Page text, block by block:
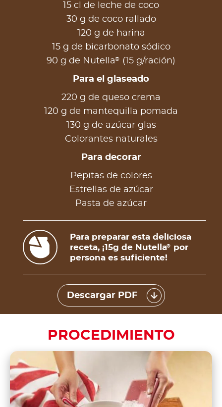
15 cl de leche de coco
30 g de coco rallado
120 g de harina
15 g de bicarbonato sódico
90 g de Nutella® (15 g/ración)
Para el glaseado
220 g de queso crema
120 g de mantequilla pomada
130 g de azúcar glas
Colorantes naturales
Para decorar
Pepitas de colores
Estrellas de azúcar
Pasta de azúcar
Para preparar esta deliciosa
receta, ¡15g de Nutella®
por
persona es suficiente!
Descargar PDF
PROCEDIMIENTO